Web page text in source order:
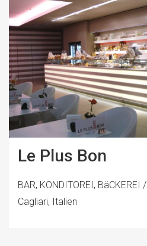
Le Plus Bon
BAR, KONDITOREI, BäCKEREI
Cagliari, Italien